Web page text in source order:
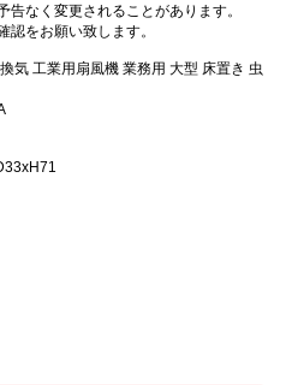
なく変更されることがあります。
をお願い致します。
気 工業用扇風機 業務用 大型 床置き 虫